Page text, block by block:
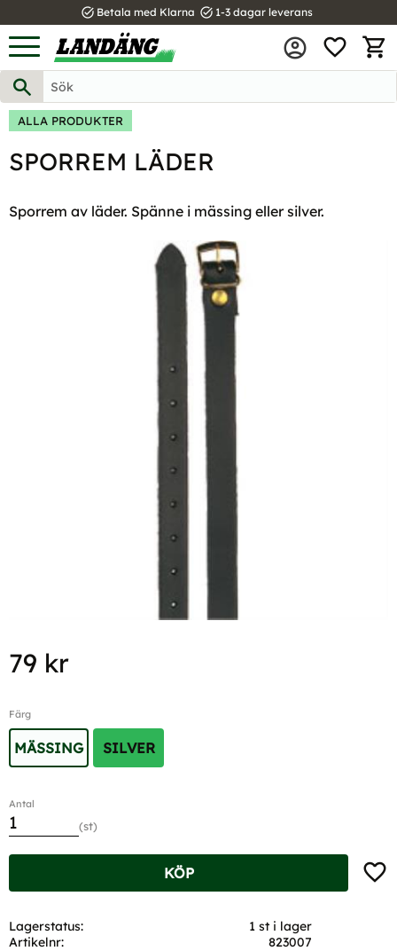
Meny
task_alt Betala med Klarna task_alt 1-3 dagar leverans
ALLA PRODUKTER
SPORREM LÄDER
Sporrem av läder. Spänne i mässing eller silver.
79 kr
Färg
MÄSSING SILVER
Antal
st
KÖP
Lagerstatus
1 st i lager
Artikelnr
823007